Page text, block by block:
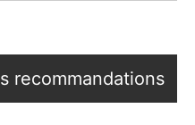
recommandations